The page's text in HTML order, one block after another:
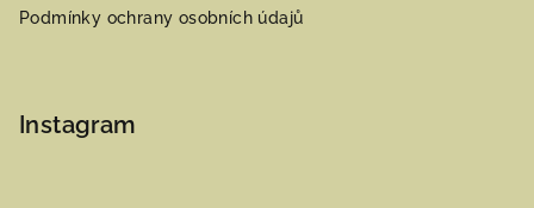
Podmínky ochrany osobních údajů
Instagram